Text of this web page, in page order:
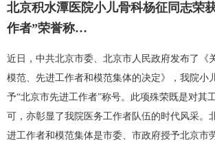
北京积水潭医院小儿骨科杨征同志荣
作者”荣誉称…
近日，中共北京市委、北京市人民政府发布了《
模范、先进工作者和模范集体的决定》，我院小
予“北京市先进工作者”称号。此项殊荣既是对其
可，亦彰显了我院医务工作者队伍的时代风采。
进工作者和模范集体是市委、市政府授予北京市